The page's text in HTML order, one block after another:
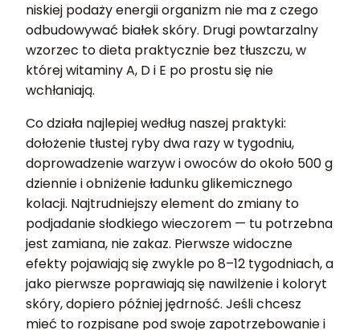
niskiej podaży energii organizm nie ma z czego
odbudowywać białek skóry. Drugi powtarzalny
wzorzec to dieta praktycznie bez tłuszczu, w
której witaminy A, D i E po prostu się nie
wchłaniają.
Co działa najlepiej według naszej praktyki:
dołożenie tłustej ryby dwa razy w tygodniu,
doprowadzenie warzyw i owoców do około 500 g
dziennie i obniżenie ładunku glikemicznego
kolacji. Najtrudniejszy element do zmiany to
podjadanie słodkiego wieczorem — tu potrzebna
jest zamiana, nie zakaz. Pierwsze widoczne
efekty pojawiają się zwykle po 8–12 tygodniach, a
jako pierwsze poprawiają się nawilżenie i koloryt
skóry, dopiero później jędrność. Jeśli chcesz
mieć to rozpisane pod swoje zapotrzebowanie i